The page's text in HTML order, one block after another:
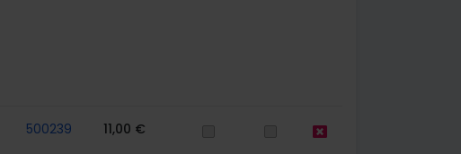
500239 11,00 €